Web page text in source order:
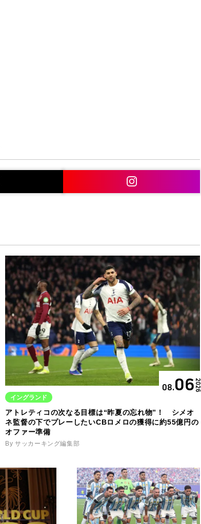
08.062026
イングランド
アトレティコの次なる目標は“昨夏の忘れ物”！ シメオ
ネ監督の下でプレーしたいCBロメロの獲得に約55億円の
オファー準備
By サッカーキング編集部